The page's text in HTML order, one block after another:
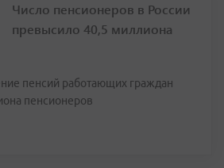
Число пенсионеров в России
превысило 40,5 миллиона
пенсий работающих граждан
пенсионеров